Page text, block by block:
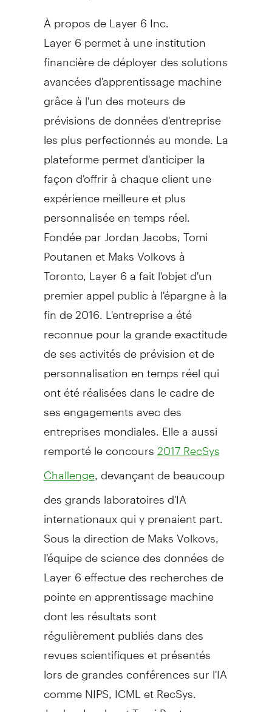
À propos de Layer 6 Inc.
Layer 6 permet à une institution
financière de déployer des solutions
avancées d'apprentissage machine
grâce à l'un des moteurs de
prévisions de données d'entreprise
les plus perfectionnés au monde. La
plateforme permet d'anticiper la
façon d'offrir à chaque client une
expérience meilleure et plus
personnalisée en temps réel.
Fondée par Jordan Jacobs Tomi
Poutanenet Maks Volkovs à
Toronto, Layer 6 a fait l'objet d'un
premier appel public à l'épargne à la
fin de 2016. L'entreprise a été
reconnue pour la grande exactitude
de ses activités de prévision et de
personnalisation en temps réel qui
ont été réalisées dans le cadre de
ses engagements avec des
entreprises mondiales. Elle a aussi
remporté le concours 2017 RecSys
Challenge, devançant de beaucoup
des grands laboratoires d'IA
internationaux qui y prenaient part.
Sous la direction de Maks Volkovs,
l'équipe de science des données de
Layer 6 effectue des recherches de
pointe en apprentissage machine
dont les résultats sont
régulièrement publiés dans des
revues scientifiques et présentés
lors de grandes conférences sur l'IA
comme NIPS, ICML et RecSys.